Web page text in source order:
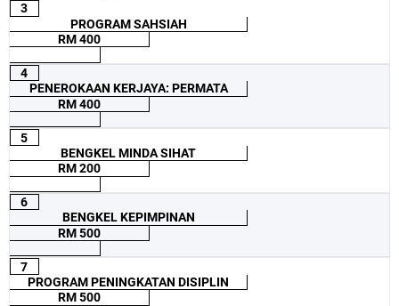
3
PROGRAM SAHSIAH
RM 400
4
PENEROKAAN KERJAYA: PERMATA
RM 400
5
BENGKEL MINDA SIHAT
RM 200
6
BENGKEL KEPIMPINAN
RM 500
7
PROGRAM PENINGKATAN DISIPLIN
RM 500